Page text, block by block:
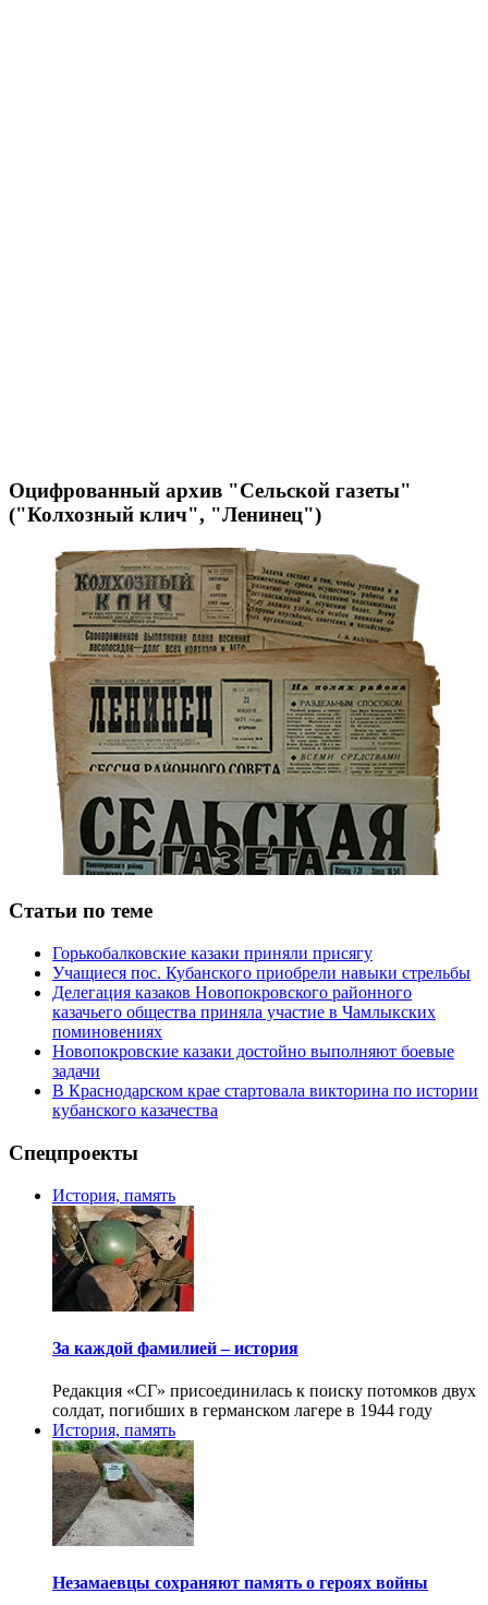
Оцифрованный архив "Сельской газеты"
("Колхозный клич", "Ленинец")
Статьи по теме
Горькобалковские казаки приняли присягу
Учащиеся пос. Кубанского приобрели навыки стрельбы
Делегация казаков Новопокровского районного
казачьего общества приняла участие в Чамлыкских
поминовениях
Новопокровские казаки достойно выполняют боевые
задачи
В Краснодарском крае стартовала викторина по истории
кубанского казачества
Спецпроекты
История, память
За каждой фамилией – история
Редакция «СГ» присоединилась к поиску потомков двух
солдат, погибших в германском лагере в 1944 году
История, память
Незамаевцы сохраняют память о героях войны